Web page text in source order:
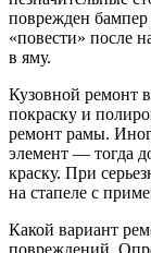
поврежден
«повести» после
в яму.
Кузовной ремонт
покраску и
ремонт рамы.
элемент — тогда
краску. При
на стапеле с
Какой вариант
повреждений.